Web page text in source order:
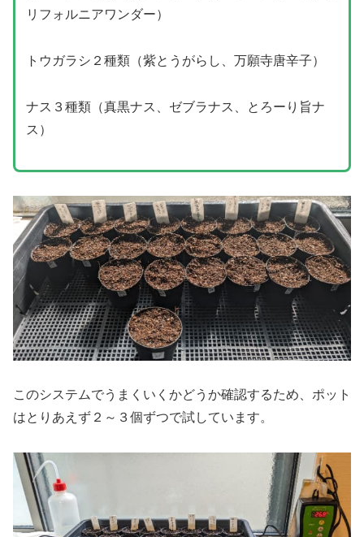
リフォルニアワンダー）
トウガラシ２種類（紫とうがらし、万願寺唐辛子）
ナス３種類（真黒ナス、ゼブラナス、とろーり旨ナ
ス）
このシステムでうまくいくかどうか確認するため、ポット
はとりあえず２～３個ずつで試しています。